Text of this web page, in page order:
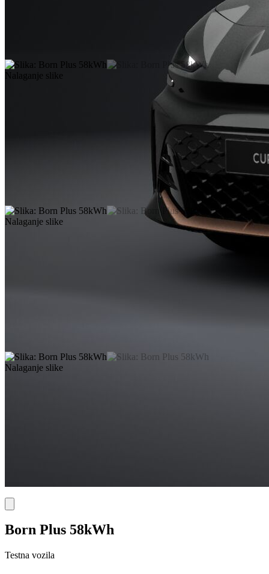
Nalaganje slike
Nalaganje slike
Nalaganje slike
Born Plus 58kWh
Testna vozila